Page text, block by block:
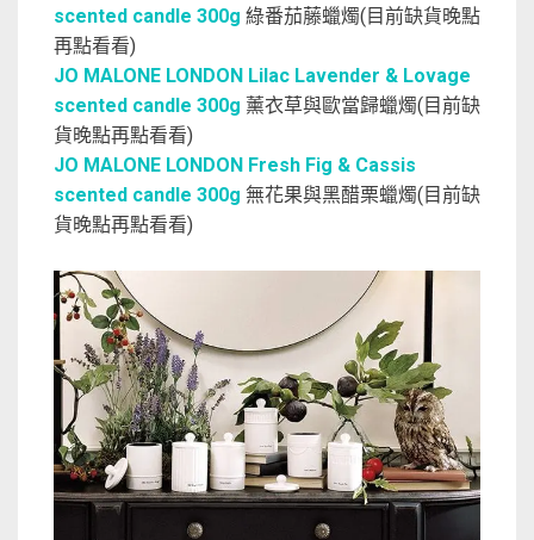
scented candle 300g 綠番茄藤蠟燭(目前缺貨晚點
再點看看)
JO MALONE LONDON Lilac Lavender & Lovage
scented candle 300g 薰衣草與歐當歸蠟燭(目前缺
貨晚點再點看看)
JO MALONE LONDON Fresh Fig & Cassis
scented candle 300g 無花果與黑醋栗蠟燭(目前缺
貨晚點再點看看)